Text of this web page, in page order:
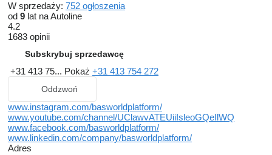
W sprzedaży: 752 ogłoszenia
od 9 lat na Autoline
4.2
1683 opinii
Subskrybuj sprzedawcę
+31 413 75... Pokaż +31 413 754 272
Oddzwoń
www.instagram.com/basworldplatform/
www.youtube.com/channel/UClawvATEUiiIsleoGQeIlWQ
www.facebook.com/basworldplatform/
www.linkedin.com/company/basworldplatform/
Adres